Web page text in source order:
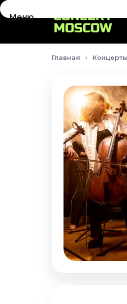
Меню
Концерты
Август 2026Главная Концерты